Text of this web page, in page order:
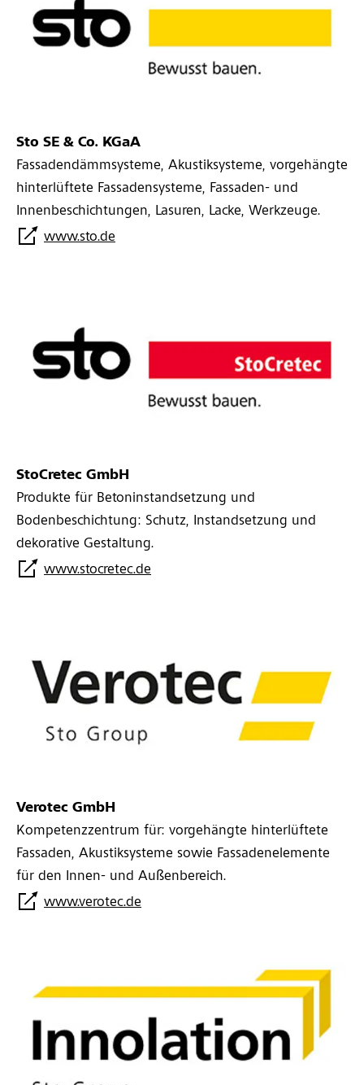
Sto SE & Co. KGaA
Fassadendämmsysteme, Akustiksysteme, vorgehängte
hinterlüftete Fassadensysteme, Fassaden- und
Innenbeschichtungen, Lasuren, Lacke, Werkzeuge.
www.sto.de
StoCretec GmbH
Produkte für Betoninstandsetzung und
Bodenbeschichtung: Schutz, Instandsetzung und
dekorative Gestaltung.
www.stocretec.de
Verotec GmbH
Kompetenzzentrum für: vorgehängte hinterlüftete
Fassaden, Akustiksysteme sowie Fassadenelemente
für den Innen- und Außenbereich.
www.verotec.de